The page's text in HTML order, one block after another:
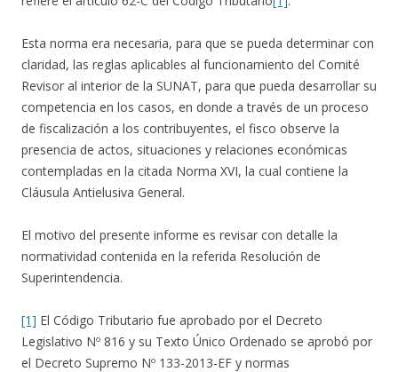
Esta norma era necesaria, para que se pueda determinar con
claridad, las reglas aplicables al funcionamiento del Comité
Revisor al interior de la SUNAT, para que pueda desarrollar su
competencia en los casos, en donde a través de un proceso
de fiscalización a los contribuyentes, el fisco observe la
presencia de actos, situaciones y relaciones económicas
contempladas en la citada Norma XVI, la cual contiene la
Cláusula Antielusiva General.
El motivo del presente informe es revisar con detalle la
normatividad contenida en la referida Resolución de
Superintendencia.
[1] El Código Tributario fue aprobado por el Decreto
Legislativo Nº 816 y su Texto Único Ordenado se aprobó por
el Decreto Supremo Nº 133-2013-EF y normas